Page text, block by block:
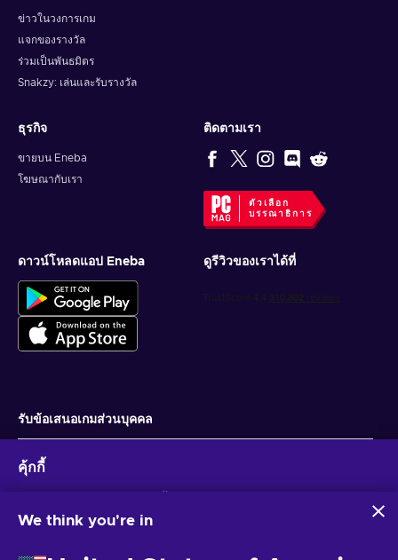
ข่าวในวงการเกม
แจกของรางวัล
ร่วมเป็นพันธมิตร
Snakzy: เล่นและรับรางวัล
ธุรกิจ
ขายบน Eneba
โฆษณากับเรา
ติดตามเรา
ตัวเลือก
บรรณาธิการ
ดาวน์โหลดแอป Eneba ดูรีวิวของเราได้ที่
รับข้อเสนอเกมส่วนบุคคล
คุ้กกี้
รวบรวมและวิเคราะห์ข้อมูลเกี่ยวกับผู้ใช้เว็บไซต์นี้ เราใช้ข้อมูลนี้เพื่อ
บุคคลของคุณอาจถูกนำไปใช้เพื่อปรับแต่งโฆษณา
We think you're in